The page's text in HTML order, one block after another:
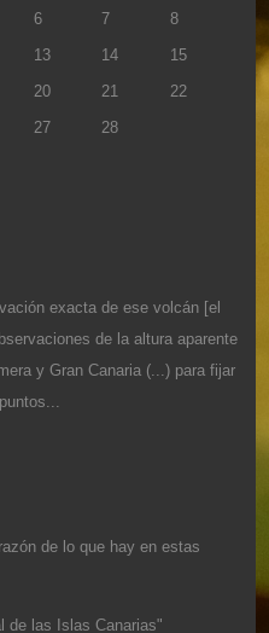
6 7
8
13 14
15
20 21
22
27
28
exacta de ese volcán [el
de la altura aparente
y Gran Canaria (...) para fijar
de lo que hay en estas
de las Islas Canarias"